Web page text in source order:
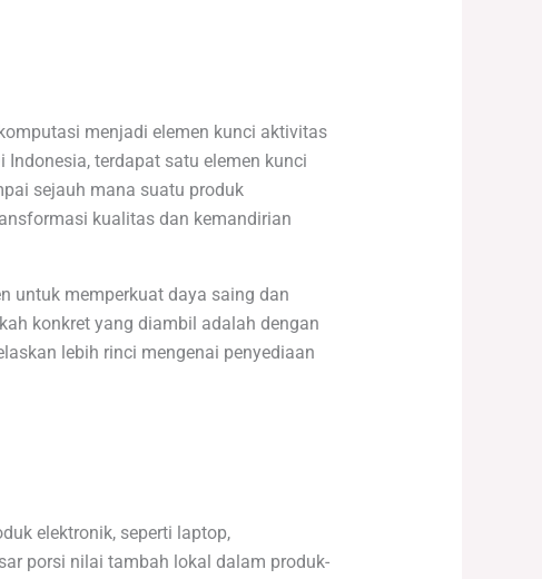
menjadi elemen kunci aktivitas
terdapat satu elemen kunci
sejauh mana suatu produk
kualitas dan kemandirian
untuk memperkuat daya saing dan
konkret yang diambil adalah dengan
lebih rinci mengenai penyediaan
elektronik, seperti laptop,
porsi nilai tambah lokal dalam produk-